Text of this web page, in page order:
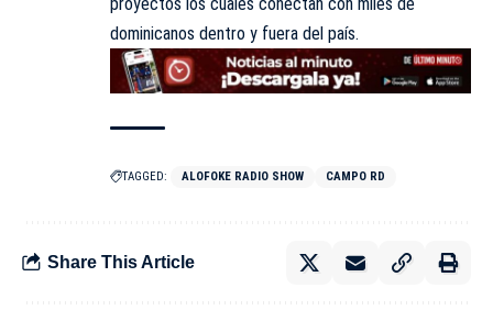
dominicanos dentro y fuera del país.
TAGGED: ALOFOKE RADIO SHOW CAMPO RD
Share This Article